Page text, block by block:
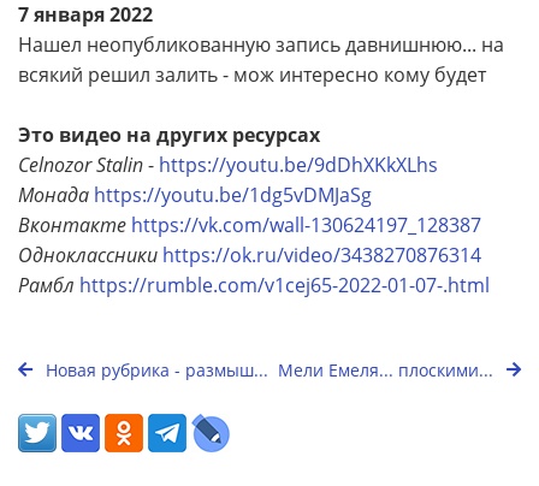
7 января 2022
Нашел неопубликованную запись давнишнюю... на
всякий решил залить - мож интересно кому будет
Это видео на других ресурсах
Celnozor Stalin- https://youtu.be/9dDhXKkXLhs
Монада https://youtu.be/1dg5vDMJaSg
Вконтакте https://vk.com/wall-130624197_128387
Одноклассники https://ok.ru/video/3438270876314
Рамбл https://rumble.com/v1cej65-2022-01-07-.html
Новая рубрика - размыш... Мели Емеля... плоскими...